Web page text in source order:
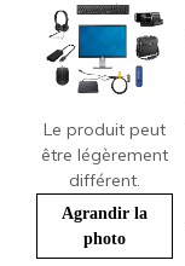
Le produit peut
être légèrement
différent.
Agrandir la
photo